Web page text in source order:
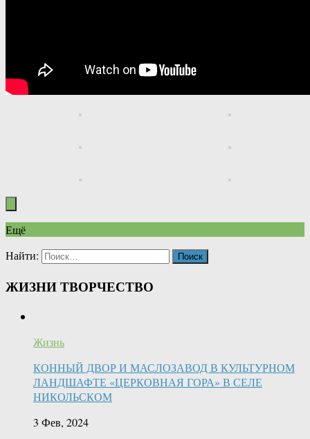
Ещё
Найти:
ЖИЗНИ ТВОРЧЕСТВО
Жизнь
КОННЫЙ ДВОР И МАСЛОЗАВОД В КУЛЬТУРНОМ
ЛАНДШАФТЕ «ЦЕРКОВНАЯ ГОРА» В СЕЛЕ
НИКОЛЬСКОМ
3 Фев, 2024